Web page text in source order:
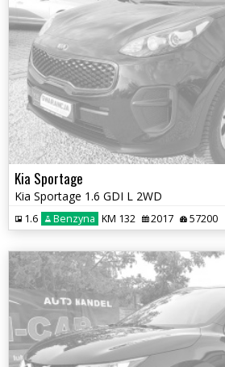
Kia Sportage
Kia Sportage 1.6 GDI L 2WD
1.6 Benzyna KM 132 2017 57200